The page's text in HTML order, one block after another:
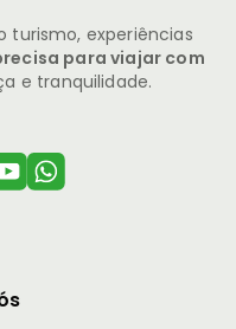
turismo, experiências
para viajar com
e tranquilidade.